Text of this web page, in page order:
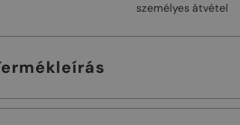
személyes átvétel